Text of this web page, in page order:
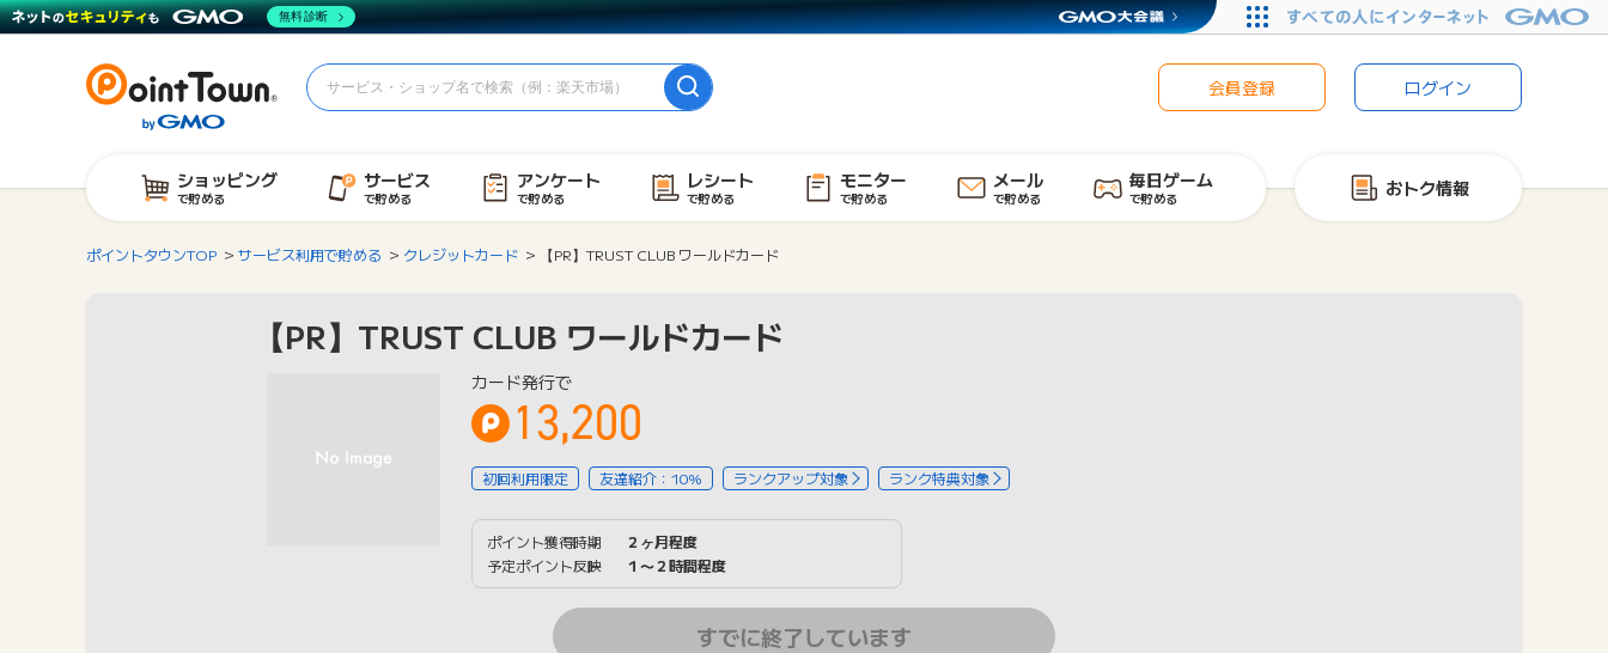
会員登録 ログイン
ショッピング
で貯める
サービス
で貯める
アンケート
で貯める
レシート
で貯める
モニター
で貯める
メール
で貯める
毎日ゲーム
で貯める おトク情報
ポイントタウンTOP サービス利用で貯める クレジットカード 【PR】TRUST CLUB ワールドカード
【PR】TRUST CLUB ワールドカード
カード発行で
13,200
初回利用限定 友達紹介：10% ランクアップ対象 ランク特典対象
ポイント獲得時期
２ヶ月程度
予定ポイント反映
１〜２時間程度
すでに終了しています
無料診断